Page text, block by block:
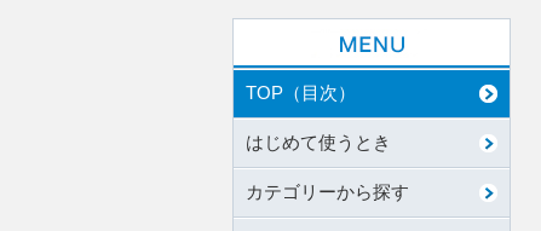
TOP（目次）
はじめて使うとき
カテゴリーから探す